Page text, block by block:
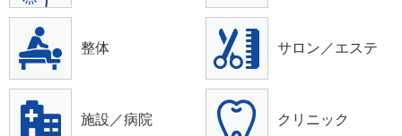
整体 サロン／エステ
施設／病院 クリニック